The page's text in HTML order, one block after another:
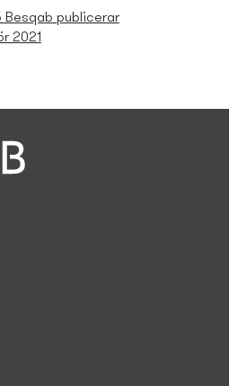
Besqab publicerar
2021